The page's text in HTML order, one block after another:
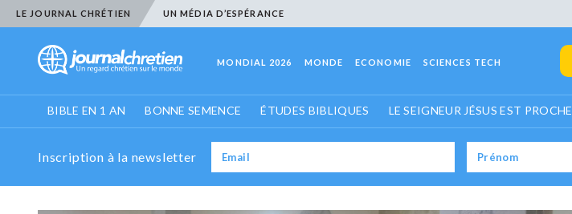
LE JOURNAL CHRÉTIEN UN MÉDIA D’ESPÉRANCE
MONDIAL 2026 MONDE ECONOMIE SCIENCES TECH
BIBLE EN 1 AN BONNE SEMENCE ÉTUDES BIBLIQUES LE SEIGNEUR JÉSUS EST PROCHE
Inscription à la newsletter